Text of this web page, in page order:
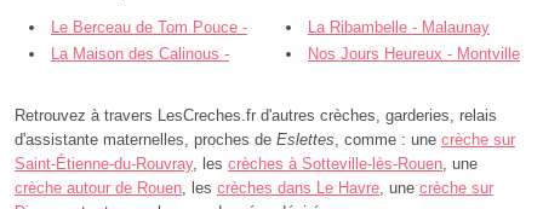
Le Berceau de Tom Pouce -
Montville
La Ribambelle - Malaunay
La Maison des Calinous -
Nos Jours Heureux - Montville
Retrouvez à travers LesCreches.fr d'autres crèches, garderies, relais
d'assistante maternelles, proches de Eslettes, comme : une crèche sur
Saint-Étienne-du-Rouvray, les crèches à Sotteville-lès-Rouen, une
crèche autour de Rouen, les crèches dans Le Havre, une crèche sur